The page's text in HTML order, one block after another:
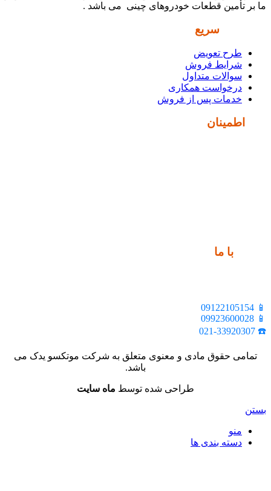
ما بر تأمین قطعات خودروهای چینی می باشد .
سریع
طرح تعویض
شرایط فروش
سوالات متداول
درخواست همکاری
خدمات پس از فروش
اطمینان
با ما
📱 09122105154
📱 09923600028
☎️ 021-33920307
تمامی حقوق مادی و معنوی متعلق به شرکت موتکسو یدک می
باشد.
طراحی شده توسط ماه سایت
بستن
منو
دسته بندی ها